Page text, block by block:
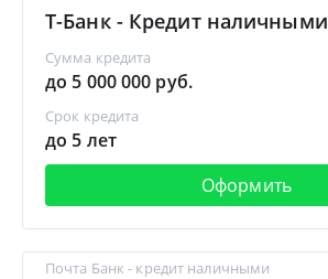
Т-Банк - Кредит наличными
Сумма кредита
до 5 000 000 руб.
Срок кредита
до 5 лет
Оформить
Почта Банк - кредит наличными